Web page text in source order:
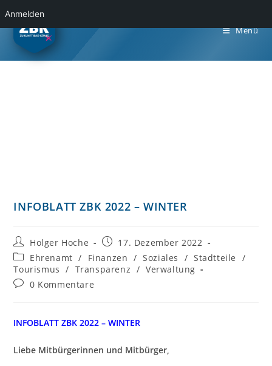
Anmelden
Menü
INFOBLATT ZBK 2022 – WINTER
Holger Hoche
17. Dezember 2022
Ehrenamt / Finanzen / Soziales / Stadtteile
/
Tourismus
/ Transparenz / Verwaltung
0 Kommentare
INFOBLATT ZBK 2022 – WINTER
Liebe Mitbürgerinnen und Mitbürger,